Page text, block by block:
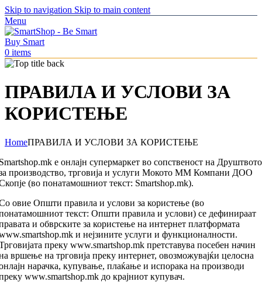
Skip to navigation Skip to main content
Menu
0 items
ПРАВИЛА И УСЛОВИ ЗА
КОРИСТЕЊЕ
HomeПРАВИЛА И УСЛОВИ ЗА КОРИСТЕЊЕ
е онлајн супермаркет во сопственост на Друштвото
производство, трговија и услуги Мокото ММ Компани ДОО
(во понатамошниот текст: Smartshop.mk).
овие Општи правила и услови за користење (во
текст: Општи правила и услови) се дефинираат
и обврските за користење на интернет платформата
и нејзините услуги и функционалности.
преку www.smartshop.mk претставува посебен начин
вршење на трговија преку интернет, овозможувајќи целосна
нарачка, купување, плаќање и испорака нa производи
www.smartshop.mk до крајниот купувач.